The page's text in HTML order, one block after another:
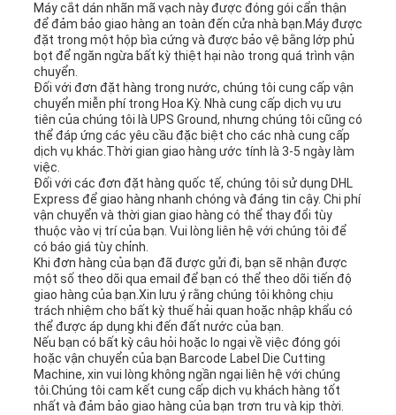
Máy cắt dán nhãn mã vạch này được đóng gói cẩn thận
để đảm bảo giao hàng an toàn đến cửa nhà bạn.Máy được
đặt trong một hộp bìa cứng và được bảo vệ bằng lớp phủ
bọt để ngăn ngừa bất kỳ thiệt hại nào trong quá trình vận
chuyển.
Đối với đơn đặt hàng trong nước, chúng tôi cung cấp vận
chuyển miễn phí trong Hoa Kỳ. Nhà cung cấp dịch vụ ưu
tiên của chúng tôi là UPS Ground, nhưng chúng tôi cũng có
thể đáp ứng các yêu cầu đặc biệt cho các nhà cung cấp
dịch vụ khác.Thời gian giao hàng ước tính là 3-5 ngày làm
việc.
Đối với các đơn đặt hàng quốc tế, chúng tôi sử dụng DHL
Express để giao hàng nhanh chóng và đáng tin cậy. Chi phí
vận chuyển và thời gian giao hàng có thể thay đổi tùy
thuộc vào vị trí của bạn. Vui lòng liên hệ với chúng tôi để
có báo giá tùy chỉnh.
Khi đơn hàng của bạn đã được gửi đi, bạn sẽ nhận được
một số theo dõi qua email để bạn có thể theo dõi tiến độ
giao hàng của bạn.Xin lưu ý rằng chúng tôi không chịu
trách nhiệm cho bất kỳ thuế hải quan hoặc nhập khẩu có
thể được áp dụng khi đến đất nước của bạn.
Nếu bạn có bất kỳ câu hỏi hoặc lo ngại về việc đóng gói
hoặc vận chuyển của bạn Barcode Label Die Cutting
Machine, xin vui lòng không ngần ngại liên hệ với chúng
tôi.Chúng tôi cam kết cung cấp dịch vụ khách hàng tốt
nhất và đảm bảo giao hàng của bạn trơn tru và kịp thời.